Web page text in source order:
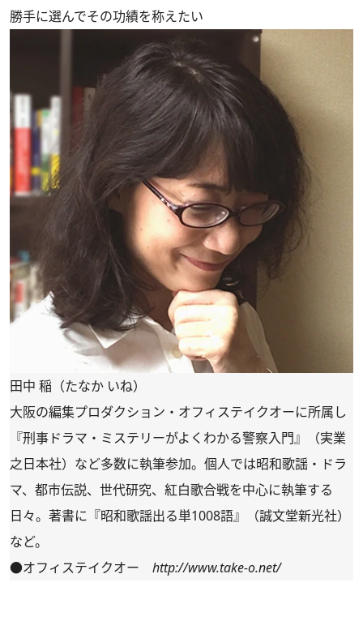
勝手に選んでその功績を称えたい
田中 稲（たなか いね）
大阪の編集プロダクション・オフィステイクオーに所属し
『刑事ドラマ・ミステリーがよくわかる警察入門』（実業
之日本社）など多数に執筆参加。個人では昭和歌謡・ドラ
マ、都市伝説、世代研究、紅白歌合戦を中心に執筆する
日々。著書に『昭和歌謡出る単1008語』（誠文堂新光社）
など。
●オフィステイクオー http://www.take-o.net/